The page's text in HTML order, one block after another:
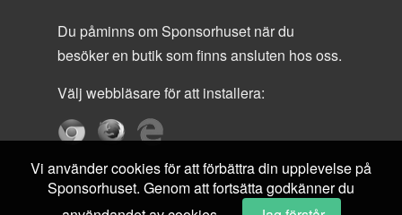
Du påminns om Sponsorhuset när du
besöker en butik som finns ansluten hos oss.
Välj webbläsare för att installera:
Vi använder cookies för att förbättra din upplevelse på
Sponsorhuset. Genom att fortsätta godkänner du